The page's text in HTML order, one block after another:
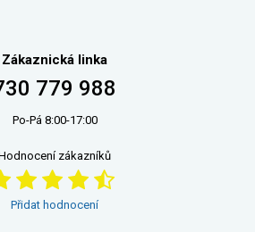
Zákaznická linka
779 988
Po-Pá 8:00-17:00
zákazníků
Přidat hodnocení